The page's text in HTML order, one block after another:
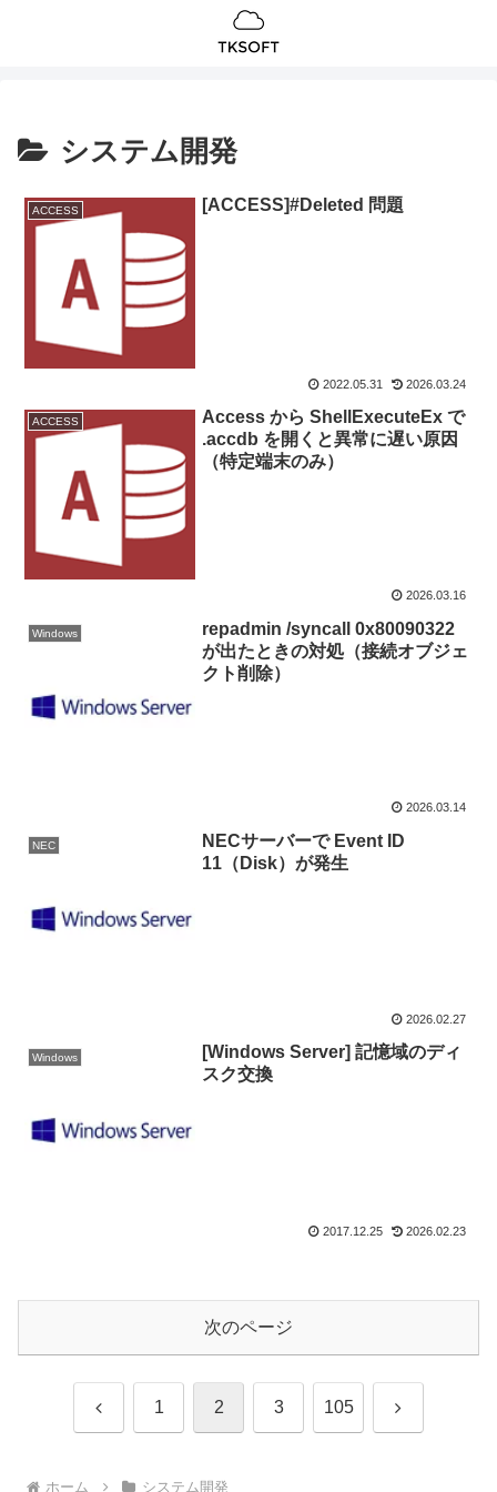
システム開発
ACCESS [ACCESS]#Deleted 問題
2022.05.31 2026.03.24
ACCESS
Access から ShellExecuteEx で
.accdb を開くと異常に遅い原因
（特定端末のみ）
2026.03.16
Windows
repadmin /syncall 0x80090322
が出たときの対処（接続オブジェ
クト削除）
2026.03.14
NEC
NECサーバーで Event ID
11（Disk）が発生
2026.02.27
Windows
[Windows Server] 記憶域のディ
スク交換
2017.12.25 2026.02.23
次のページ
前 1 2 3 105 次
ホーム システム開発